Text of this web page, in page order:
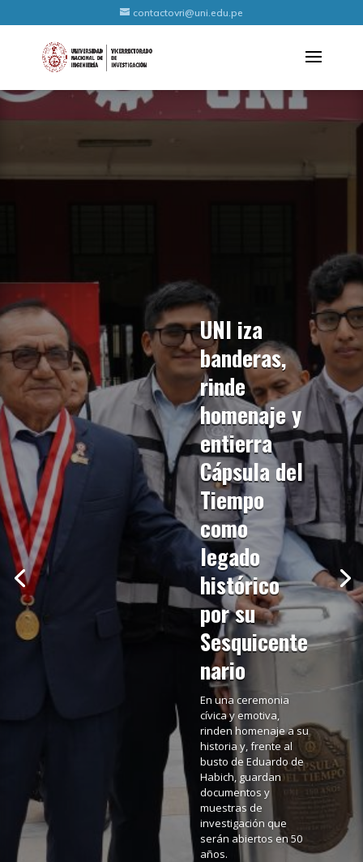
contactovri@uni.edu.pe
UNI iza
banderas,
rinde
homenaje y
entierra
Cápsula del
Tiempo
como
legado
histórico
por su
Sesquicente
nario
En una ceremonia
cívica y emotiva,
rinden homenaje a su
historia y, frente al
busto de Eduardo de
Habich, guardan
documentos y
muestras de
investigación que
serán abiertos en 50
años.